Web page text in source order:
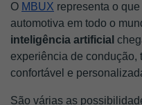
O MBUX representa o
automotiva em todo o
inteligência artificial
experiência de condução,
confortável e
São várias as